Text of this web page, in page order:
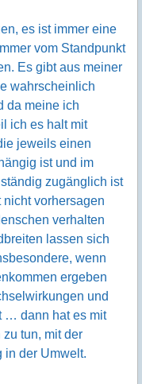
es ist immer eine
vom Standpunkt
Es gibt aus meiner
wahrscheinlich
da meine ich
ich es halt mit
jeweils einen
ist und im
zugänglich ist
vorhersagen
verhalten
lassen sich
wenn
ergeben
und
… dann hat es mit
tun, mit der
in der Umwelt.